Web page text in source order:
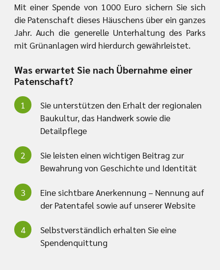
Mit einer Spende von 1000 Euro sichern Sie sich
die Patenschaft dieses Häuschens über ein ganzes
Jahr. Auch die generelle Unterhaltung des Parks
mit Grünanlagen wird hierdurch gewährleistet.
Was erwartet Sie nach Übernahme einer
Patenschaft?
Sie unterstützen den Erhalt der regionalen
Baukultur, das Handwerk sowie die
Detailpflege
Sie leisten einen wichtigen Beitrag zur
Bewahrung von Geschichte und Identität
Eine sichtbare Anerkennung – Nennung auf
der Patentafel sowie auf unserer Website
Selbstverständlich erhalten Sie eine
Spendenquittung